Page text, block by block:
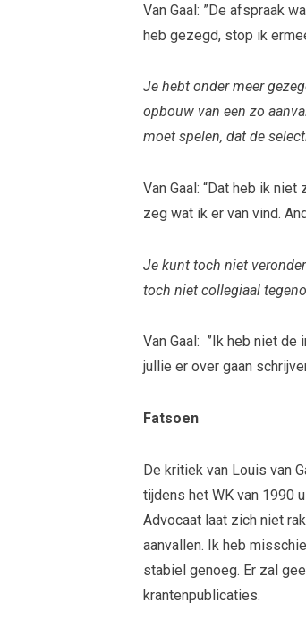
Van Gaal: ”De afspraak
heb gezegd, stop ik
Je hebt onder meer
opbouw van een zo
moet spelen, dat de
Van Gaal: “Dat heb ik
zeg wat ik er van vind.
Je kunt toch niet
toch niet collegiaal
Van Gaal: ”Ik heb niet
jullie er over gaan
Fatsoen
De kritiek van Louis van
tijdens het WK van 1990
Advocaat laat zich niet
aanvallen. Ik heb
stabiel genoeg. Er zal
krantenpublicaties.